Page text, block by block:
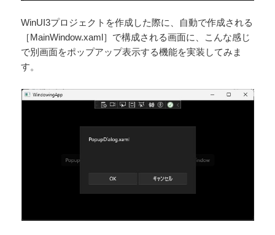
WinUI3プロジェクトを作成した際に、自動で作成される
［MainWindow.xaml］で構成される画面に、こんな感じ
で別画面をポップアップ表示する機能を実装してみま
す。